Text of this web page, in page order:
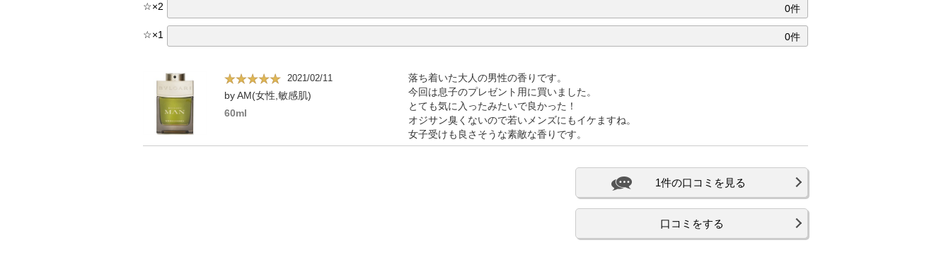
☆×2 0件
☆×1 0件
2021/02/11
by AM(女性,敏感肌)
60ml
落ち着いた大人の男性の香りです。
今回は息子のプレゼント用に買いました。
とても気に入ったみたいで良かった！
オジサン臭くないので若いメンズにもイケますね。
女子受けも良さそうな素敵な香りです。
1件の口コミを見る
口コミをする